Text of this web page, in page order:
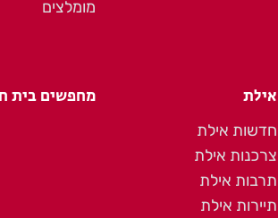
מומלצים
אילת
חדשות אילת
צרכנות אילת
תרבות אילת
תיירות אילת
מחפשים בית